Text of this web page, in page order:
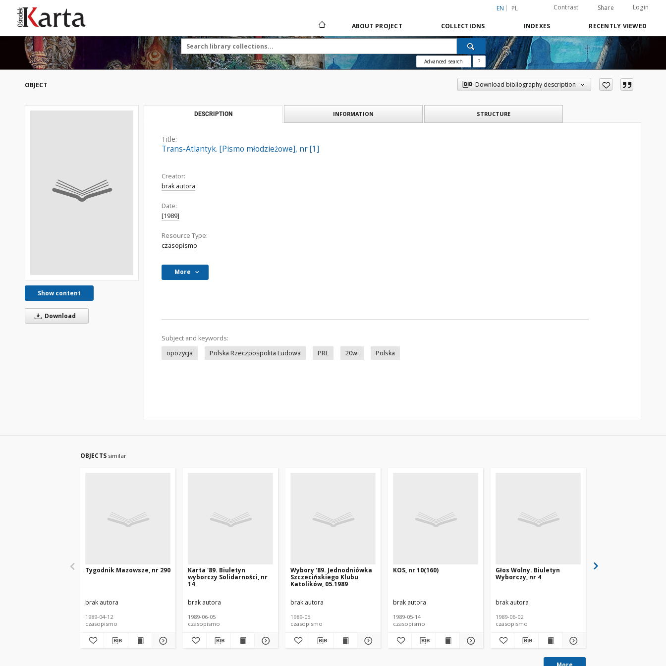
EN PL Contrast Share Login
ABOUT PROJECT COLLECTIONS INDEXES RECENTLY VIEWED
Advanced search ?
OBJECT Download bibliography description
Show content
Download
DESCRIPTION INFORMATION STRUCTURE
Title:
Trans-Atlantyk. [Pismo młodzieżowe], nr [1]
Creator:
brak autora
Date:
[1989]
Resource Type:
czasopismo
More
Subject and keywords:
opozycja
Polska Rzeczpospolita Ludowa PRL 20w. Polska
OBJECTS similar
Tygodnik Mazowsze, nr 290
brak autora
1989-04-12
czasopismo
Karta '89. Biuletyn
wyborczy Solidarności, nr
14
brak autora
1989-06-05
czasopismo
Wybory '89. Jednodniówka
Szczecińskiego Klubu
Katolików, 05.1989
brak autora
1989-05
czasopismo
KOS, nr 10(160)
brak autora
1989-05-14
czasopismo
Głos Wolny. Biuletyn
Wyborczy, nr 4
brak autora
1989-06-02
czasopismo
Save the priceless
testimonies of the
20th century
These materials are available free
of people like you—people who care
For over 40 years, we have been
disseminate authentic testimonies
from the 20th and 21st centuries—